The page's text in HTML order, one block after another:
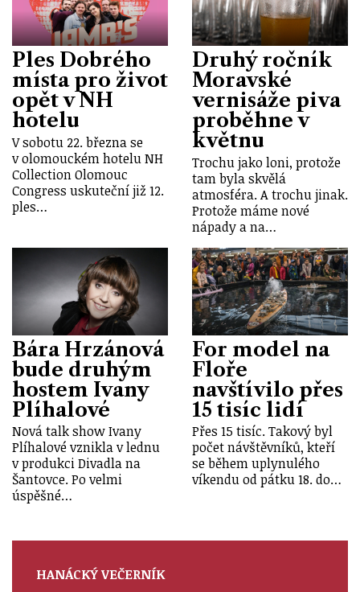
Ples Dobrého
místa pro život
opět v NH
hotelu
V sobotu 22. března se
v olomouckém hotelu NH
Collection Olomouc
Congress uskuteční již 12.
ples…
Druhý ročník
Moravské
vernisáže piva
proběhne v
květnu
Trochu jako loni, protože
tam byla skvělá
atmosféra. A trochu jinak.
Protože máme nové
nápady a na…
Bára Hrzánová
bude druhým
hostem Ivany
Plíhalové
Nová talk show Ivany
Plíhalové vznikla v lednu
v produkci Divadla na
Šantovce. Po velmi
úspěšné…
For model na
Floře
navštívilo přes
15 tisíc lidí
Přes 15 tisíc. Takový byl
počet návštěvníků, kteří
se během uplynulého
víkendu od pátku 18. do…
HANÁCKÝ VEČERNÍK